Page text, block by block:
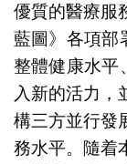
優質的醫療服
藍圖》各項部
整體健康水平
入新的活力，
構三方並行發
務水平。隨着